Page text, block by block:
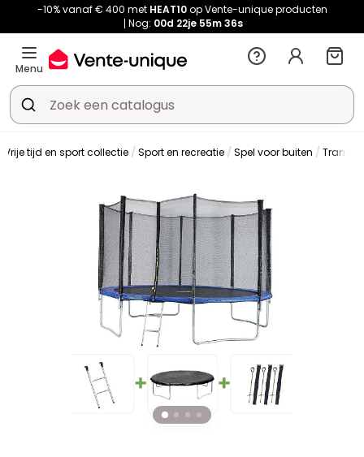
-10% vanaf € 400 met HEAT10op Vente-unique producten
Nog: 00d 22je 55m36s
Menu
Vrije tijd en sport collectie Sport en recreatie Spel voor buiten